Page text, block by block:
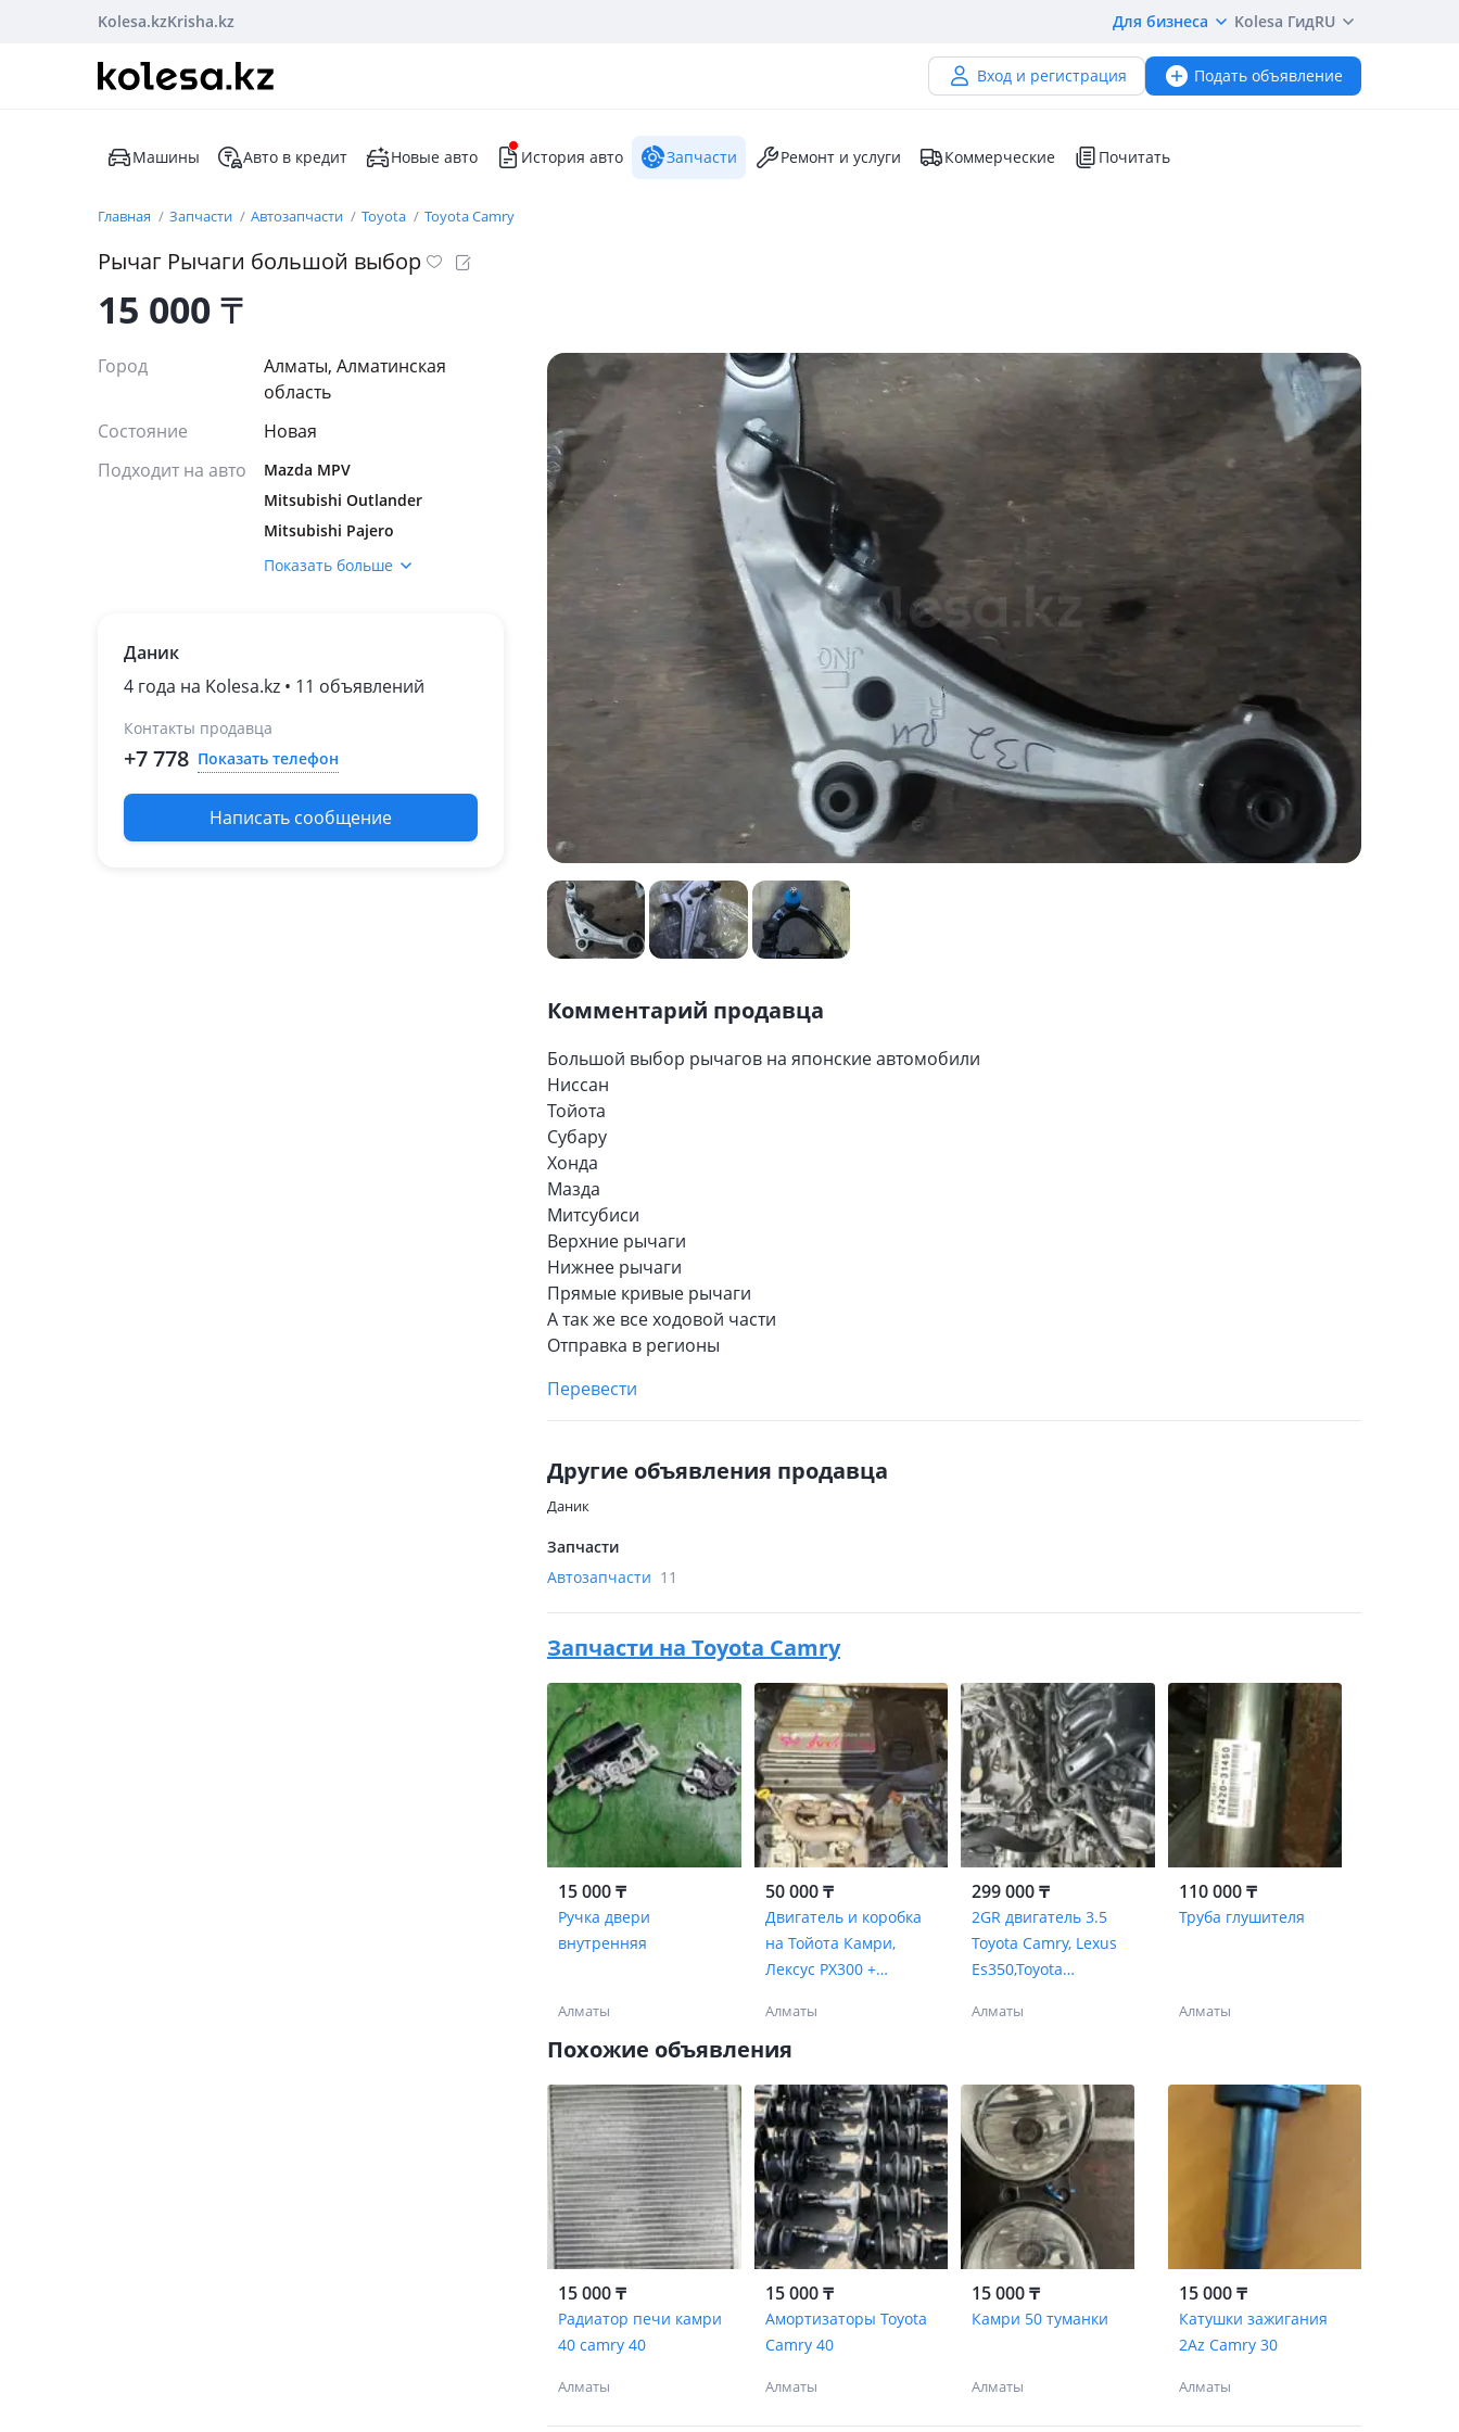
Kolesa.kzKrisha.kz Для бизнеса Kolesa ГидRU
Вход и регистрация Подать объявление
Машины Авто в кредит Новые авто История авто Запчасти Ремонт и услуги Коммерческие Почитать
Главная Запчасти Автозапчасти Toyota Toyota Camry
Рычаг Рычаги большой выбор
15 000₸
Город
Алматы, Алматинская
область
Состояние
Новая
Подходит на авто
Mazda MPV
Mitsubishi Outlander
Mitsubishi Pajero
Nissan Teana
Toyota Hiace
Prado
Honda Odyssey
Показать больше
Даник
4 года на Kolesa.kz • 11 объявлений
Контакты продавца
+7 778 Показать телефон
Написать сообщение
Комментарий продавца
Большой выбор рычагов на японские автомобили
Ниссан
Тойота
Субару
Хонда
Мазда
Митсубиси
Верхние рычаги
Нижнее рычаги
Прямые кривые рычаги
А так же все ходовой части
Отправка в регионы
Перевести
Другие объявления продавца
Даник
Запчасти
Автозапчасти 11
Запчасти на Toyota Camry
15 000 ₸
Ручка двери
внутренняя
Алматы
50 000 ₸
Двигатель и коробка
на Тойота Камри,
Лексус РХ300 +
Алматы
299 000 ₸
2GR двигатель 3.5
Toyota Camry, Lexus
Es350,Toyota
er
Алматы
110 000 ₸
Труба глушителя
Алматы
Похожие объявления
15 000 ₸
Радиатор печи камри
40 camry 40
Алматы
15 000 ₸
Амортизаторы Toyota
Camry 40
Алматы
15 000 ₸
Камри 50 туманки
Алматы
15 000 ₸
Катушки зажигания
2Az Camry 30
Алматы